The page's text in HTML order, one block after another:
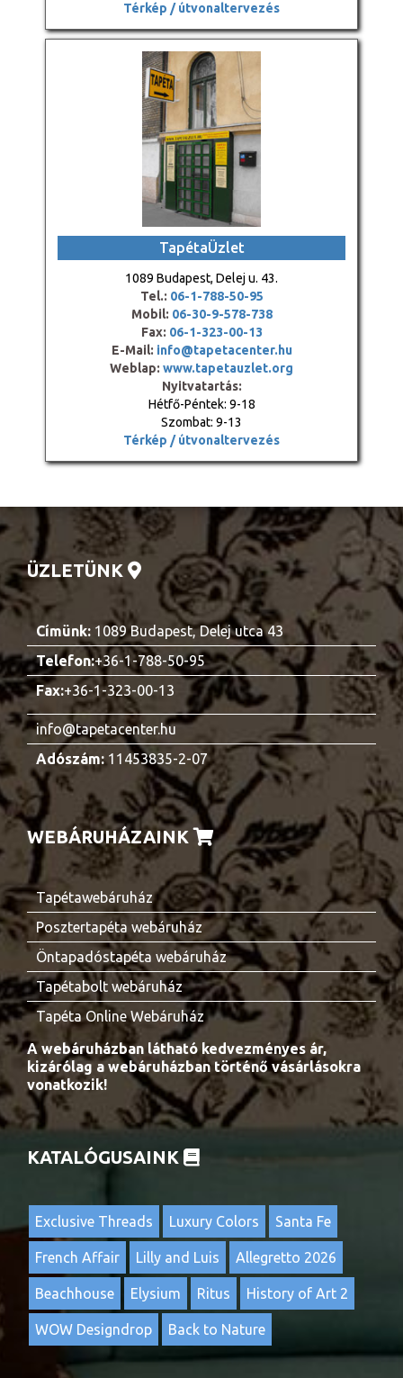
Térkép / útvonaltervezés
TapétaÜzlet
1089 Budapest, Delej u. 43.
Tel.: 06-1-788-50-95
Mobil: 06-30-9-578-738
Fax: 06-1-323-00-13
E-Mail: info@tapetacenter.hu
Weblap: www.tapetauzlet.org
Nyitvatartás:
Hétfő-Péntek: 9-18
Szombat: 9-13
Térkép / útvonaltervezés
ÜZLETÜNK
Címünk: 1089 Budapest, Delej utca 43
Telefon:+36-1-788-50-95
Fax:+36-1-323-00-13
info@tapetacenter.hu
Adószám:11453835-2-07
WEBÁRUHÁZAINK
Tapétawebáruház
Posztertapéta webáruház
Öntapadóstapéta webáruház
Tapétabolt webáruház
Tapéta Online Webáruház
A webáruházban látható kedvezményes ár,
kizárólag a webáruházban történő vásárlásokra
vonatkozik!
KATALÓGUSAINK
Exclusive Threads Luxury Colors Santa Fe
French Affair Lilly and Luis Allegretto 2026
Beachhouse Elysium Ritus History of Art 2
WOW Designdrop Back to Nature